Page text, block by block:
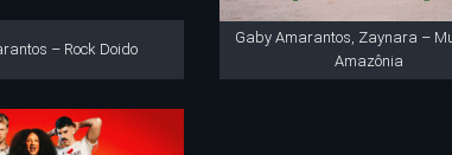
– Rock Doido
Gaby Amarantos, Zaynara –
Amazônia